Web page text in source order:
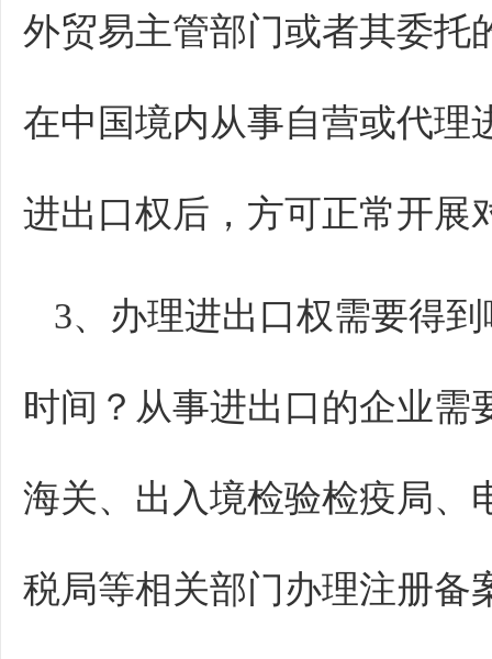
外贸易主管部门或者其委托
在中国境内从事自营或代理
进出口权后，方可正常开展
3、办理进出口权需要得
时间？从事进出口的企业需
海关、出入境检验检疫局、
税局等相关部门办理注册备